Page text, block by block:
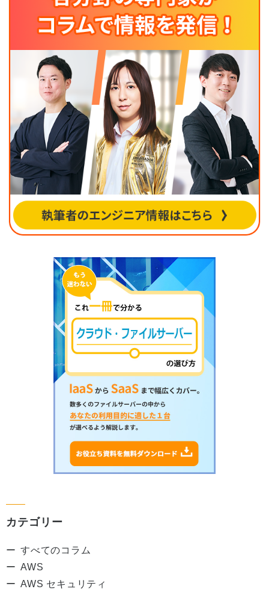
カテゴリー
すべてのコラム
AWS
AWS セキュリティ